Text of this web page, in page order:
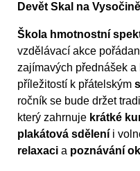
Devět Skal na
Škola hmotnostní
vzdělávací akce
zajímavých přednášek
příležitostí k přátelským
ročník se bude držet
který zahrnuje krátké
plakátová sdělení i
relaxaci a poznávání